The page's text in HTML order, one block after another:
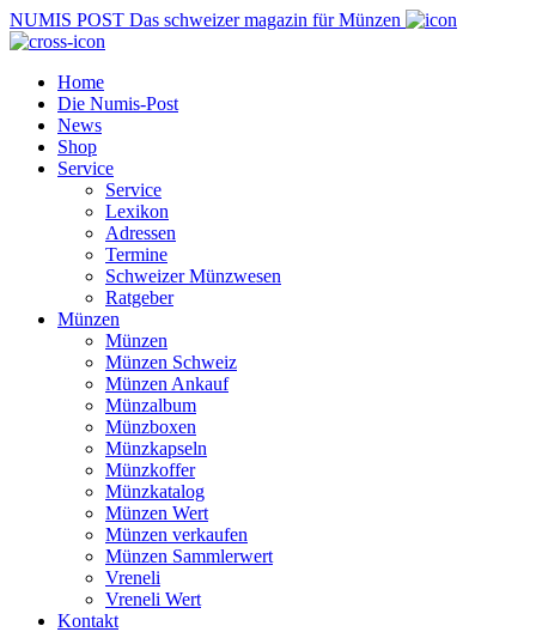
NUMIS POST Das schweizer magazin für Münzen
Home
Die Numis-Post
News
Shop
Service
Service
Lexikon
Adressen
Termine
Schweizer Münzwesen
Ratgeber
Münzen
Münzen
Münzen Schweiz
Münzen Ankauf
Münzalbum
Münzboxen
Münzkapseln
Münzkoffer
Münzkatalog
Münzen Wert
Münzen verkaufen
Münzen Sammlerwert
Vreneli
Vreneli Wert
Kontakt